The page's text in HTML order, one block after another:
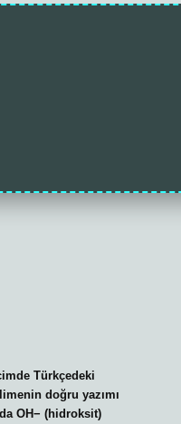
Türkçedeki
doğru yazımı
OH− (hidroksit)